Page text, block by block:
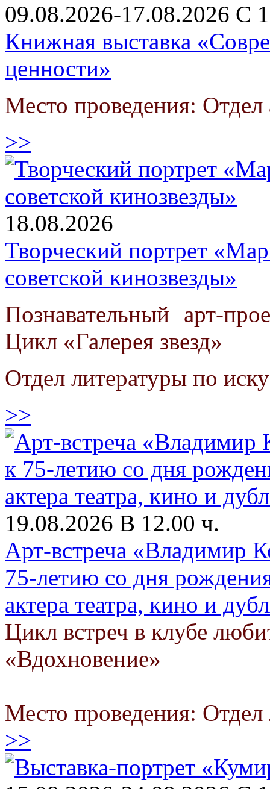
09.08.2026-17.08.2026 С
Книжная выставка
ценности»
Место проведения: Отдел
>>
18.08.2026
Творческий портрет
советской кинозвезды»
Познавательный арт-
Цикл «Галерея звезд»
Отдел литературы по
>>
19.08.2026 В 12.00 ч.
Арт-встреча «Владимир
75-летию со дня
актера театра, кино и
Цикл встреч в клубе
«Вдохновение»
Место проведения: Отдел
>>